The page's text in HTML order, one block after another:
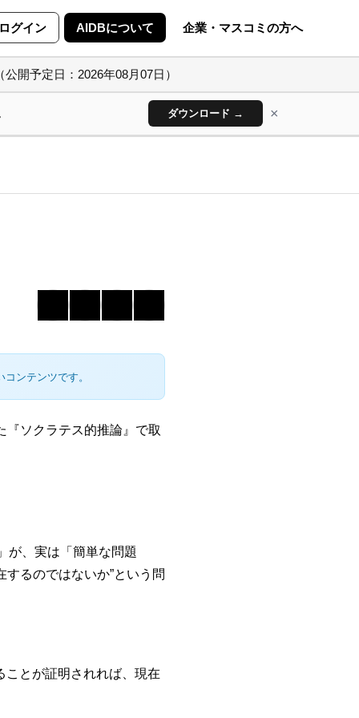
グイン AIDBについて 企業・マスコミの方へ
公開予定日：2026年08月07日）
ダウンロード → ×
ンテンツです。
ソクラテス的推論』で取
が、実は「簡単な問題
るのではないか”という問
とが証明されれば、現在